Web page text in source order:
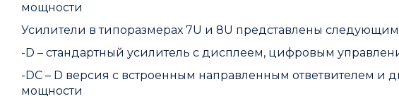
мощности
Усилители в типоразмерах 7U и 8U представлены
-D – стандартный усилитель с дисплеем, цифровым
-DC – D версия с встроенным направленным ответвителем и
мощности